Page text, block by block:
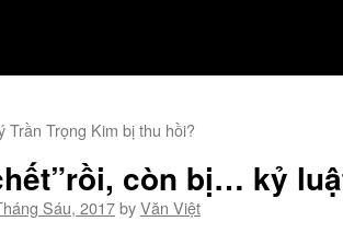
Trần Trọng Kim bị thu hồi?
còn bị… kỷ
Sáu, 2017byVăn Việt